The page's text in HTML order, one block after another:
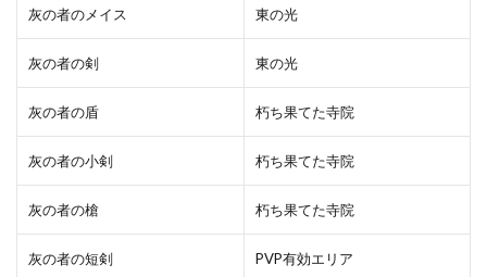
灰の者のメイス 東の光
灰の者の剣 東の光
灰の者の盾 朽ち果てた寺院
灰の者の小剣 朽ち果てた寺院
灰の者の槍 朽ち果てた寺院
灰の者の短剣 PVP有効エリア